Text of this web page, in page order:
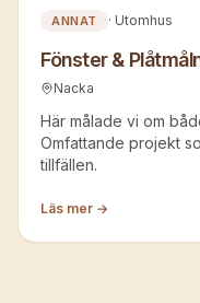
ANNAT · Utomhus
Fönster &
Nacka
Här målade vi om
Omfattande projekt
tillfällen.
Läs mer →